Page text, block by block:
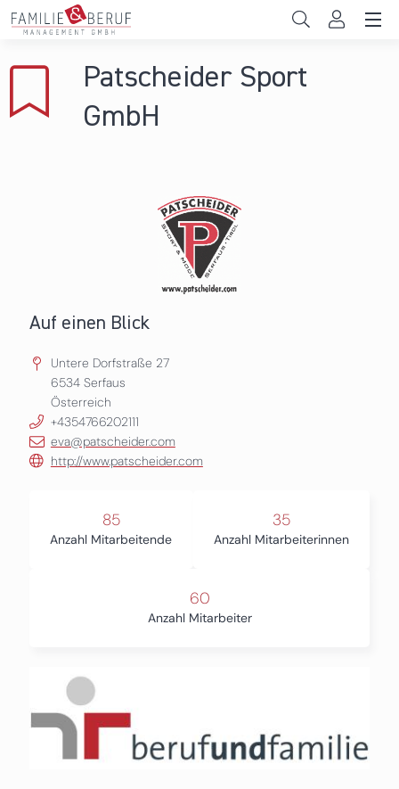
Direkt zum Inhalt
Gemeinden
Patscheider Sport
GmbH
Auf einen Blick
Untere Dorfstraße 27
6534 Serfaus
Österreich
+4354766202111
eva@patscheider.com
http://www.patscheider.com
85
Anzahl Mitarbeitende
35
Anzahl Mitarbeiterinnen
60
Anzahl Mitarbeiter